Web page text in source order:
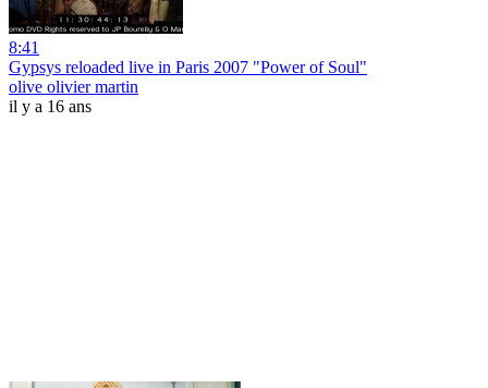
8:41
Gypsys reloaded live in Paris 2007 "Power of Soul"
olive olivier martin
il y a 16 ans